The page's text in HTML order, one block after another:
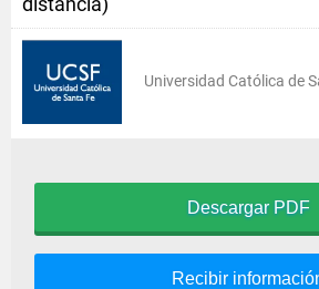
Universidad Católica de
Descargar PDF
Recibir